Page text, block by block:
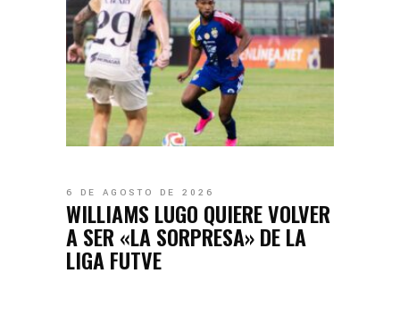
6 DE AGOSTO DE 2026
WILLIAMS LUGO QUIERE VOLVER
A SER «LA SORPRESA» DE LA
LIGA FUTVE